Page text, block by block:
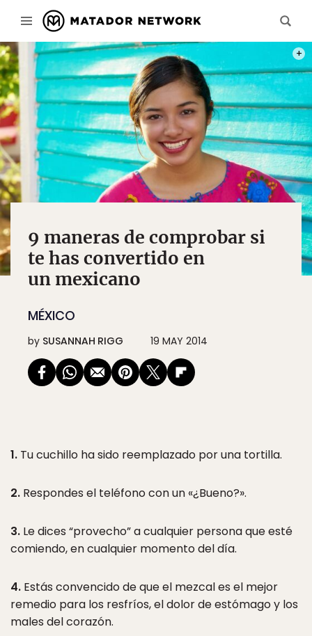
FOTO:
9 maneras de comprobar si
te has convertido en
un mexicano
MÉXICO
by SUSANNAH RIGG 19 MAY 2014
1. Tu cuchillo ha sido reemplazado por una tortilla.
2. Respondes el teléfono con un «¿Bueno?».
3. Le dices “provecho” a cualquier persona que esté
comiendo, en cualquier momento del día.
4. Estás convencido de que el mezcal es el mejor
remedio para los resfríos, el dolor de estómago y los
males del corazón.